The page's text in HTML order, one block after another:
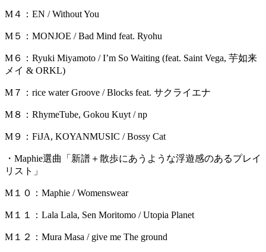
M４：EN / Without You
M５：MONJOE / Bad Mind feat. Ryohu
M６：Ryuki Miyamoto / I’m So Waiting (feat. Saint Vega, 芋如来
メイ & ORKL)
M７：rice water Groove / Blocks feat. サクライエナ
M８：RhymeTube, Gokou Kuyt / np
M９：FiJA, KOYANMUSIC / Bossy Cat
・Maphie選曲「新譜＋散歩にあうような浮遊感のあるプレイ
リスト」
M１０：Maphie / Womenswear
M１１：Lala Lala, Sen Moritomo / Utopia Planet
M１２：Mura Masa / give me The ground